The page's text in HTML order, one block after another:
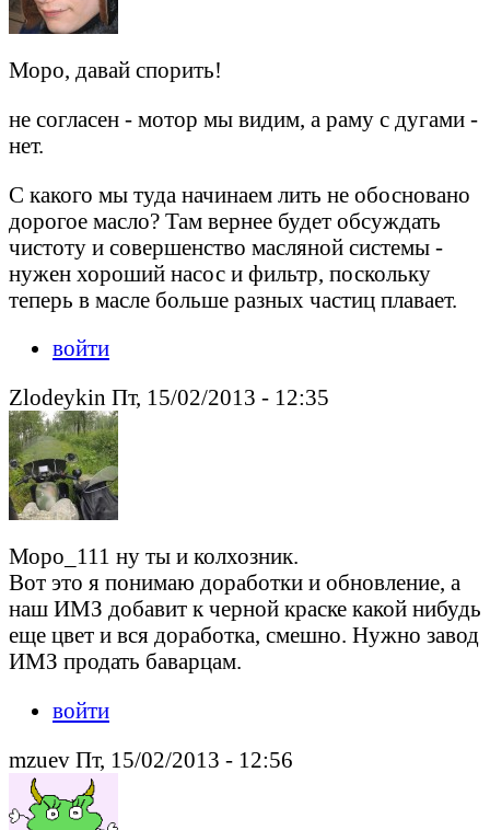
Моро, давай спорить!
не согласен - мотор мы видим, а раму с дугами -
нет.
С какого мы туда начинаем лить не обосновано
дорогое масло? Там вернее будет обсуждать
чистоту и совершенство масляной системы -
нужен хороший насос и фильтр, поскольку
теперь в масле больше разных частиц плавает.
войти
Zlodeykin Пт, 15/02/2013 - 12:35
Моро_111 ну ты и колхозник.
Вот это я понимаю доработки и обновление, а
наш ИМЗ добавит к черной краске какой нибудь
еще цвет и вся доработка, смешно. Нужно завод
ИМЗ продать баварцам.
войти
mzuev Пт, 15/02/2013 - 12:56